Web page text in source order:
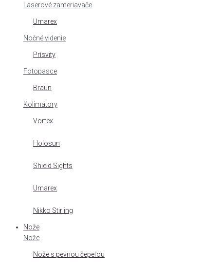
Laserové zameriavače
Umarex
Nočné videnie
Prísvity
Fotopasce
Braun
Kolimátory
Vortex
Holosun
Shield Sights
Umarex
Nikko Stirling
Nože
Nože
Nože s pevnou čepeľou